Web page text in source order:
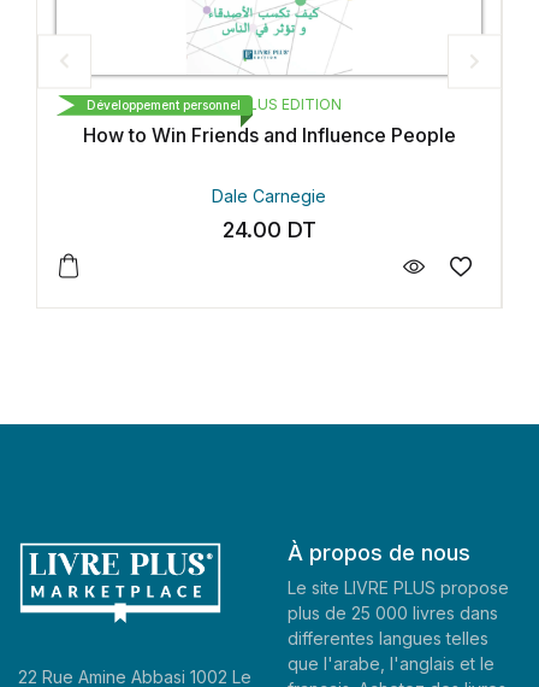
LIVRE PLUS EDITION
Win Friends and Influence People
personnel
22 Rue Amine Abbasi 1002 Le
À propos de nous
Le site LIVRE PLUS propose
plus de 25 000 livres dans
differentes langues telles
que l'arabe, l'anglais et le